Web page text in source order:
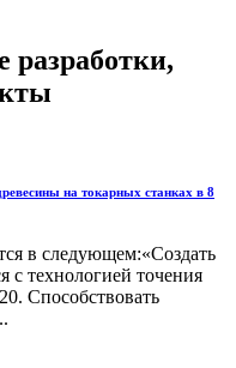
разработки,
на токарных станках в 8
в следующем:«Создать
с технологией точения
Способствовать